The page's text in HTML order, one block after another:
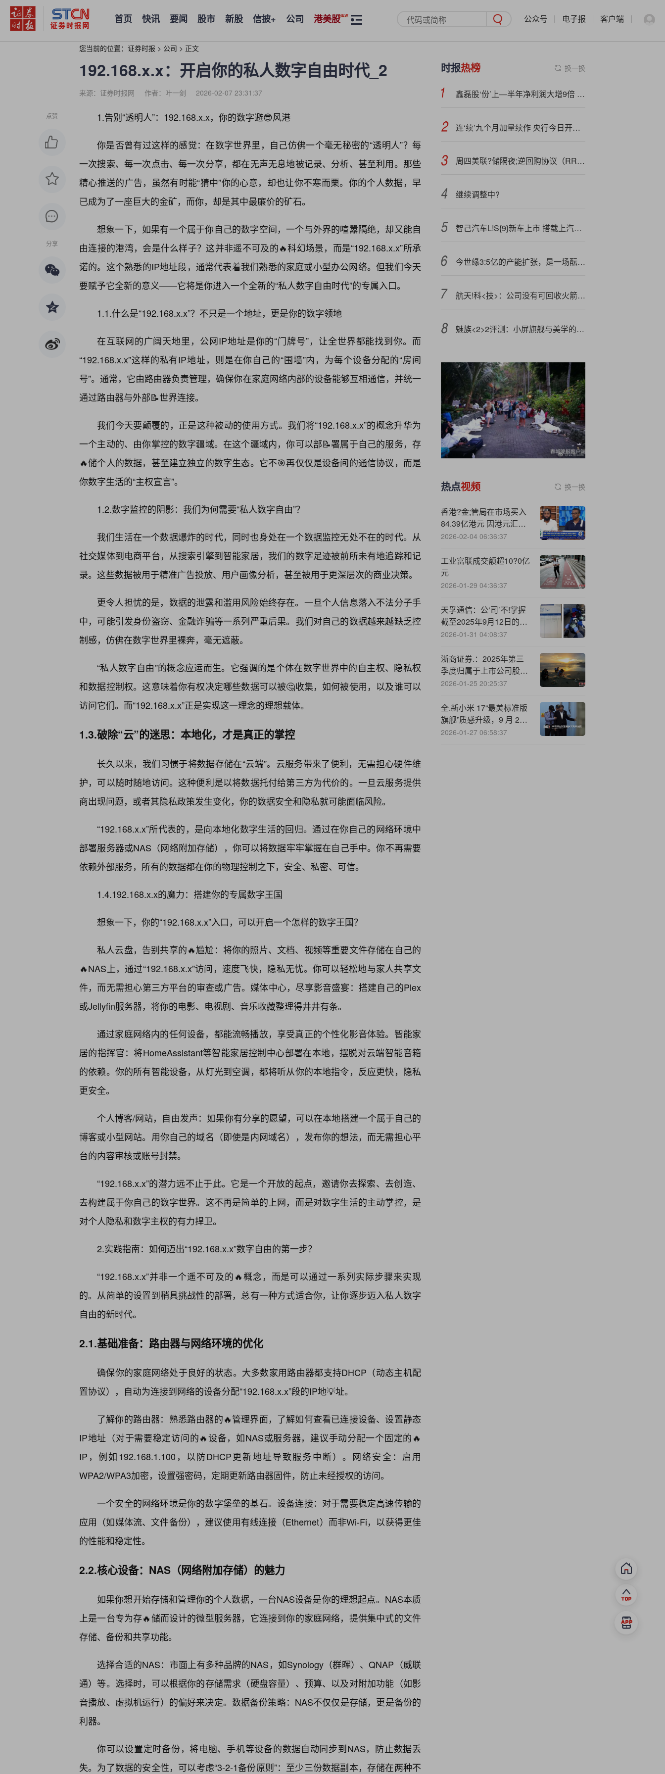
首页 快讯 要闻 股市 新股 信披+ 公司 港美股 公众号 电子报 客户端
您当前的位置： 证券时报 > 公司 > 正文
192.168.x.x：开启你的私人数字自由时代_2
来源：证券时报网 作者：叶一剑 2026-02-07 23:31:37
点赞
分享
1.告别“透明人”：192.168.x.x，你的数字避😎风港
你是否曾有过这样的感觉：在数字世界里，自己仿佛一个毫无秘密的“透明人”？每
一次搜索、每一次点击、每一次分享，都在无声无息地被记录、分析、甚至利用。那些
精心推送的广告，虽然有时能“猜中”你的心意，却也让你不寒而栗。你的个人数据，早
已成为了一座巨大的金矿，而你，却是其中最廉价的矿石。
想象一下，如果有一个属于你自己的数字空间，一个与外界的喧嚣隔绝，却又能自
由连接的港湾，会是什么样子？这并非遥不可及的🔥科幻场景，而是“192.168.x.x”所承
诺的。这个熟悉的IP地址段，通常代表着我们熟悉的家庭或小型办公网络。但我们今天
要赋予它全新的意义——它将是你进入一个全新的“私人数字自由时代”的专属入口。
1.1.什么是“192.168.x.x”？不只是一个地址，更是你的数字领地
在互联网的广阔天地里，公网IP地址是你的“门牌号”，让全世界都能找到你。而
“192.168.x.x”这样的私有IP地址，则是在你自己的“围墙”内，为每个设备分配的“房间
号”。通常，它由路由器负责管理，确保你在家庭网络内部的设备能够互相通信，并统一
通过路由器与外部📝世界连接。
我们今天要颠覆的，正是这种被动的使用方式。我们将“192.168.x.x”的概念升华为
一个主动的、由你掌控的数字疆域。在这个疆域内，你可以部📝署属于自己的服务，存
🔥储个人的数据，甚至建立独立的数字生态。它不🎯再仅仅是设备间的通信协议，而是
你数字生活的“主权宣言”。
1.2.数字监控的阴影：我们为何需要“私人数字自由”？
我们生活在一个数据爆炸的时代，同时也身处在一个数据监控无处不在的时代。从
社交媒体到电商平台，从搜索引擎到智能家居，我们的数字足迹被前所未有地追踪和记
录。这些数据被用于精准广告投放、用户画像分析，甚至被用于更深层次的商业决策。
更令人担忧的是，数据的泄露和滥用风险始终存在。一旦个人信息落入不法分子手
中，可能引发身份盗窃、金融诈骗等一系列严重后果。我们对自己的数据越来越缺乏控
制感，仿佛在数字世界里裸奔，毫无遮蔽。
“私人数字自由”的概念应运而生。它强调的是个体在数字世界中的自主权、隐私权
和数据控制权。这意味着你有权决定哪些数据可以被🤔收集，如何被使用，以及谁可以
访问它们。而“192.168.x.x”正是实现这一理念的理想载体。
1.3.破除“云”的迷思：本地化，才是真正的掌控
长久以来，我们习惯于将数据存储在“云端”。云服务带来了便利，无需担心硬件维
护，可以随时随地访问。这种便利是以将数据托付给第三方为代价的。一旦云服务提供
商出现问题，或者其隐私政策发生变化，你的数据安全和隐私就可能面临风险。
“192.168.x.x”所代表的，是向本地化数字生活的回归。通过在你自己的网络环境中
部署服务器或NAS（网络附加存储），你可以将数据牢牢掌握在自己手中。你不再需要
依赖外部服务，所有的数据都在你的物理控制之下，安全、私密、可信。
1.4.192.168.x.x的魔力：搭建你的专属数字王国
想象一下，你的“192.168.x.x”入口，可以开启一个怎样的数字王国？
私人云盘，告别共享的🔥尴尬：将你的照片、文档、视频等重要文件存储在自己的
🔥NAS上，通过“192.168.x.x”访问，速度飞快，隐私无忧。你可以轻松地与家人共享文
件，而无需担心第三方平台的审查或广告。媒体中心，尽享影音盛宴：搭建自己的Plex
或Jellyfin服务器，将你的电影、电视剧、音乐收藏整理得井井有条。
通过家庭网络内的任何设备，都能流畅播放，享受真正的个性化影音体验。智能家
居的指挥官：将HomeAssistant等智能家居控制中心部署在本地，摆脱对云端智能音箱
的依赖。你的所有智能设备，从灯光到空调，都将听从你的本地指令，反应更快，隐私
更安全。
个人博客/网站，自由发声：如果你有分享的愿望，可以在本地搭建一个属于自己的
博客或小型网站。用你自己的域名（即使是内网域名），发布你的想法，而无需担心平
台的内容审核或账号封禁。
“192.168.x.x”的潜力远不止于此。它是一个开放的起点，邀请你去探索、去创造、
去构建属于你自己的数字世界。这不再是简单的上网，而是对数字生活的主动掌控，是
对个人隐私和数字主权的有力捍卫。
2.实践指南：如何迈出“192.168.x.x”数字自由的第一步？
“192.168.x.x”并非一个遥不可及的🔥概念，而是可以通过一系列实际步骤来实现
的。从简单的设置到稍具挑战性的部署，总有一种方式适合你，让你逐步迈入私人数字
自由的新时代。
2.1.基础准备：路由器与网络环境的优化
确保你的家庭网络处于良好的状态。大多数家用路由器都支持DHCP（动态主机配
置协议），自动为连接到网络的设备分配“192.168.x.x”段的IP地💡址。
了解你的路由器：熟悉路由器的🔥管理界面，了解如何查看已连接设备、设置静态
IP地址（对于需要稳定访问的🔥设备，如NAS或服务器，建议手动分配一个固定的🔥
IP，例如192.168.1.100，以防DHCP更新地址导致服务中断）。网络安全：启用
WPA2/WPA3加密，设置强密码，定期更新路由器固件，防止未经授权的访问。
一个安全的网络环境是你的数字堡垒的基石。设备连接：对于需要稳定高速传输的
应用（如媒体流、文件备份），建议使用有线连接（Ethernet）而非Wi-Fi，以获得更佳
的性能和稳定性。
2.2.核心设备：NAS（网络附加存储）的魅力
如果你想开始存储和管理你的个人数据，一台NAS设备是你的理想起点。NAS本质
上是一台专为存🔥储而设计的微型服务器，它连接到你的家庭网络，提供集中式的文件
存储、备份和共享功能。
选择合适的NAS：市面上有多种品牌的NAS，如Synology（群晖）、QNAP（威联
通）等。选择时，可以根据你的存储需求（硬盘容量）、预算、以及对附加功能（如影
音播放、虚拟机运行）的偏好来决定。数据备份策略：NAS不仅仅是存储，更是备份的
利器。
你可以设置定时备份，将电脑、手机等设备的数据自动同步到NAS，防止数据丢
失。为了数据的安全性，可以考虑“3-2-1备份原则”：至少三份数据副本，存储在两种不
时报热榜 换一换
鑫磊股‘份’上—半年净利润大增9倍 核心技术与节能产品优势凸显
连‘续’九个月加量续作 央行今日开展1万亿MLF操作 年内降准降息预期减弱
周四美联?储隔夜;逆回购协议（RRP）使用规模为288.18亿美元，创2021年以来新低
继续调整中?
智己汽车L!S{9}新车上市 搭载上汽集团与宁德时代、Momenta合作成果
今世缘3:5亿的产能扩张，是一场酝酿多久的战略布局？
航天!科<技>：公司没有可回收火箭业务
魅族<2>2评测：小屏旗舰与美学的坚持
热点视频 换一换
香港?金;管局在市场买入
84.39亿港元 因港元汇率
触及弱方兑换保证
2026-02-04 06:36:37
工业富联成交额超10?0亿
元
2026-01-29 04:36:37
天孚通信：公‘司’不!掌握
截至2025年9月12日的股
东人数数据
2026-01-31 04:08:37
浙商证券.：2025年第三
季度归属于上市公司股东
的净利润同比增长
2026-01-25 20:25:37
全.新小米 17“最美标准版
旗舰”质感升级，9 月 25
日发布
2026-01-27 06:58:37